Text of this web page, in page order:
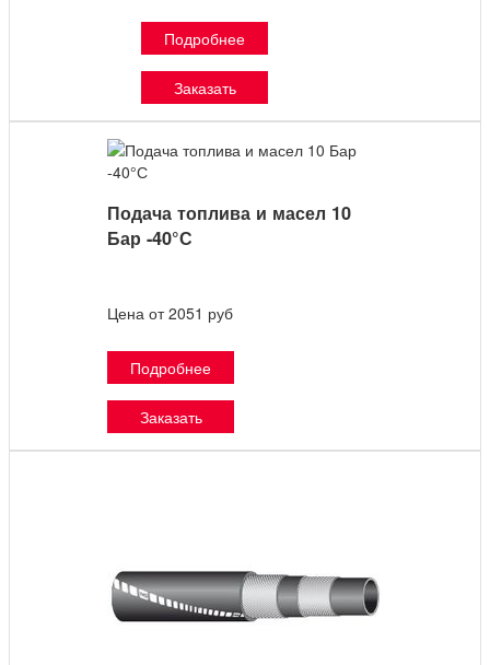
Подробнее
Заказать
Подача топлива и масел 10
Бар -40°С
Цена от 2051 руб
Подробнее
Заказать